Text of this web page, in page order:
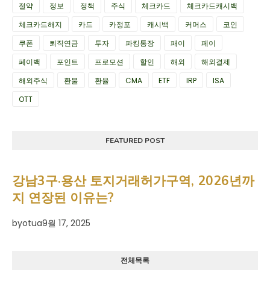
절약
정보 정책 주식 체크카드
체크카드캐시백
체크카드해지
카드 카정포 캐시백 커머스
코인
쿠폰
퇴직연금 투자 파킹통장 패이
페이
페이백
포인트 프로모션 할인 해외
해외결제
해외주식
환불 환율 CMA ETF IRP
ISA
OTT
FEATURED POST
강남3구·용산 토지거래허가구역, 2026년까
지 연장된 이유는?
byotua9월 17, 2025
전체목록